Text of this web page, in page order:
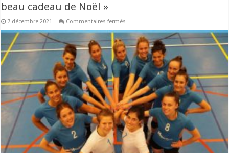
beau cadeau de Noël »
7 décembre 2021 Commentaires fermés
–
Hans
Minten
(Alken)
:
«
S’offrir
un
beau
cadeau
de
Noël
»